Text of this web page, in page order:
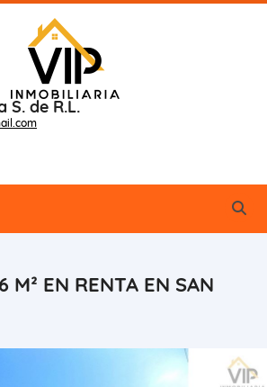
S. de R.L.
M² EN RENTA EN SAN